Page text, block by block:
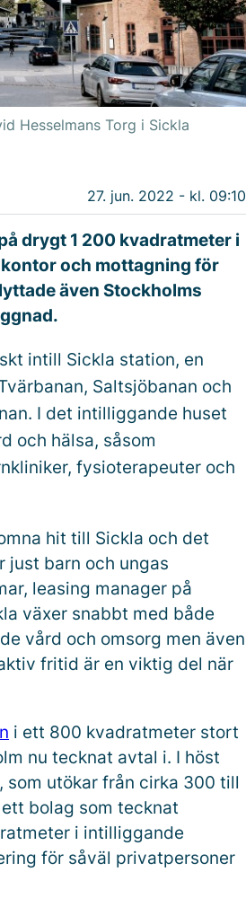
Hesselmans Torg i Sickla
27. jun. 2022 - kl. 09:10
drygt 1 200 kvadratmeter i
och mottagning för
även Stockholms
intill Sickla station, en
Saltsjöbanan och
I det intilliggande huset
och hälsa, såsom
fysioterapeuter och
hit till Sickla och det
just barn och ungas
leasing manager på
växer snabbt med både
vård och omsorg men även
fritid är en viktig del när
i ett 800 kvadratmeter stort
nu tecknat avtal i. I höst
som utökar från cirka 300 till
bolag som tecknat
i intilliggande
för såväl privatpersoner